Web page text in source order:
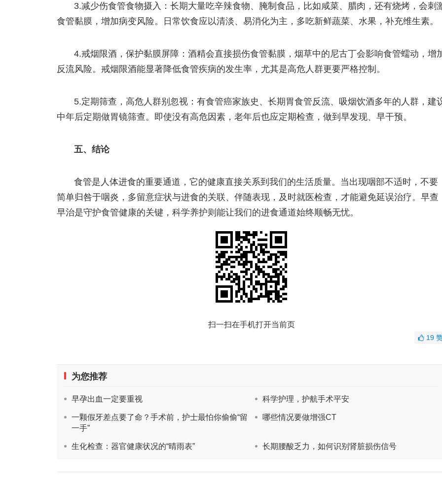
3.减少伤食管食物摄入：长期大量吃辛辣食物、腌制食品，比如咸菜、腊肉，还有烧烤，会刺
食管黏膜，增加病变风险。日常饮食应以清淡、易消化为主，多吃新鲜蔬菜、水果，补充维生素。
4.戒烟限酒，保护黏膜屏障：酒精会直接损伤食管黏膜，烟草中的尼古丁会影响食管蠕动，增
反流风险。戒烟限酒能显著降低食管疾病的发生率，尤其是高危人群更要严格控制。
5.定期筛查，高危人群别忽视：有食管癌家族史、长期胃食管反流、吸烟饮酒多年的人群，建
中年后定期做胃镜筛查。即使没有高危因素，老年后也应定期检查，做到早发现、早干预。
五、结论
食管是人体进食的重要通道，它的健康直接关系到我们的生活质量。当出现咽部不适时，不要
简单归咎于咽炎，多留意症状与进食的关联、伴随表现，及时就医检查，才能避免延误治疗。早查
早治是守护食管健康的关键，科学养护则能让我们的进食通道始终顺畅无忧。
扫一扫在手机打开当前页
19
为您推荐
早孕出血一定要重视 科学护理，护航手术平安
一颗假牙差点要了命？手术前，护士最怕你偷偷“留
一手”
哪些情况要做增强CT
生化检查：器官健康状况的“晴雨表” 长期腰酸乏力，如何识别肾脏损伤信号